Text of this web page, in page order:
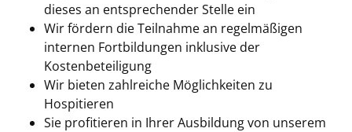
dieses an entsprechender Stelle ein
Wir fördern die Teilnahme an regelmäßigen
internen Fortbildungen inklusive der
Kostenbeteiligung
Wir bieten zahlreiche Möglichkeiten zu
Hospitieren
Sie profitieren in Ihrer Ausbildung von unserem